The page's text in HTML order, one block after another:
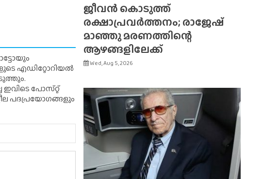
എഡിറ്റോറിയൽ
ഇവിടെ പോസ്‌റ്റ്
പദപ്രയോഗങ്ങളും
ജീവൻ കൊടുത്ത്
രക്ഷാപ്രവർത്തനം; രാജേഷ്
മാഞ്ഞു മരണത്തിന്റെ
ആഴങ്ങളിലേക്ക്
Wed, Aug 5, 2026